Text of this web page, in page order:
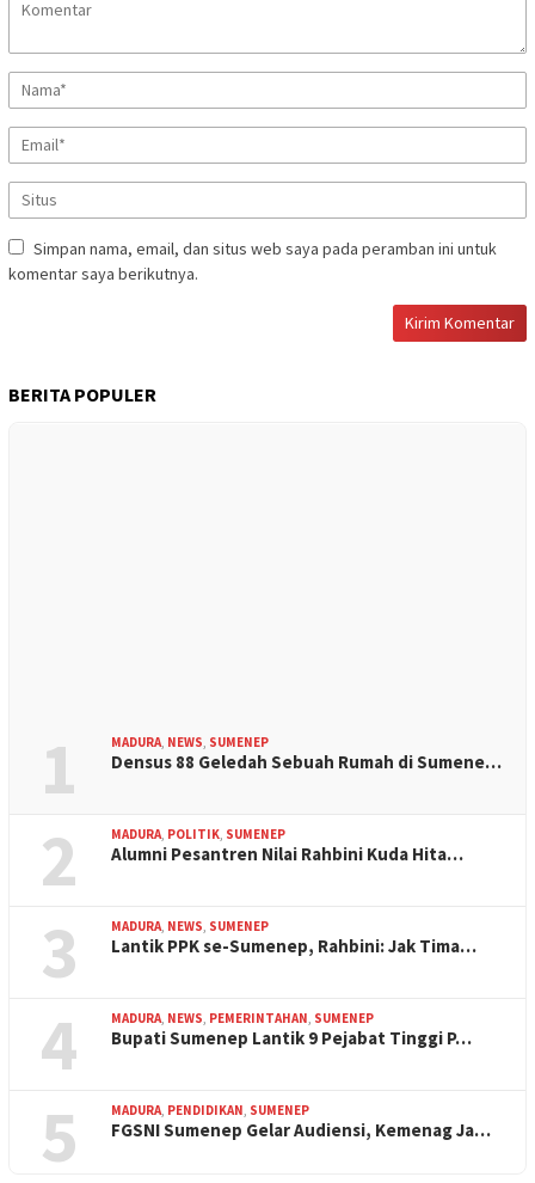
Simpan nama, email, dan situs web saya pada peramban ini untuk
komentar saya berikutnya.
BERITA POPULER
1 MADURA, NEWS, SUMENEP
Densus 88 Geledah Sebuah Rumah di Sumene…
2 MADURA, POLITIK, SUMENEP
Alumni Pesantren Nilai Rahbini Kuda Hita…
3 MADURA, NEWS, SUMENEP
Lantik PPK se-Sumenep, Rahbini: Jak Tima…
4 MADURA, NEWS, PEMERINTAHAN, SUMENEP
Bupati Sumenep Lantik 9 Pejabat Tinggi P…
5 MADURA, PENDIDIKAN, SUMENEP
FGSNI Sumenep Gelar Audiensi, Kemenag Ja…